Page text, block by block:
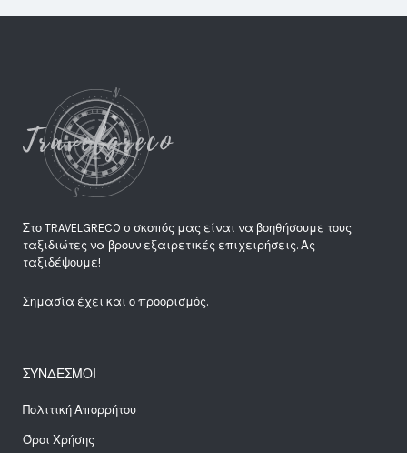
Στο TRAVELGRECO o σκοπός μας είναι να βοηθήσουμε τους
ταξιδιώτες να βρουν εξαιρετικές επιχειρήσεις. Ας
ταξιδέψουμε!
Σημασία έχει και ο προορισμός.
ΣΥΝΔΕΣΜΟΙ
Πολιτική Απορρήτου
Όροι Χρήσης